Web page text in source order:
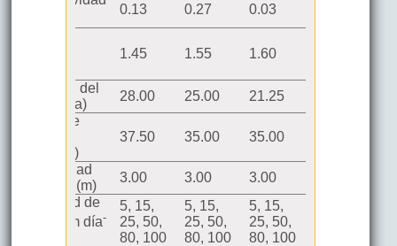
0.13 0.27 0.03
1.45 1.55 1.60
Cohesión del
suelo (kPa)
28.00 25.00 21.25
Ángulo de
interna (o)
37.50 35.00 35.00
Profundidad
del suelo (m)
3.00 3.00 3.00
Intensidad de
lluvia (mm día-
5, 15,
25, 50,
80, 100
5, 15,
25, 50,
80, 100
5, 15,
25, 50,
80, 100